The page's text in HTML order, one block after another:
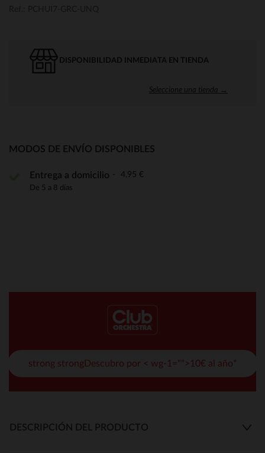
DISPONIBILIDAD INMEDIATA EN TIENDA
Seleccione una tienda →
MODOS DE ENVÍO DISPONIBLES
Entrega a domicilio 4,95 €
De 5 a 8 días
strong strongDescubro por < wg-1="">10€ al año*
DESCRIPCIÓN DEL PRODUCTO